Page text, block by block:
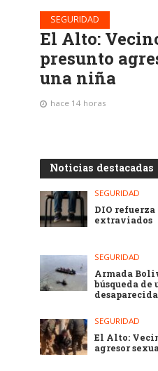
SEGURIDAD
El Alto:
presunto
una niña
hace 14 horas
Noticias destacadas
SEGURIDAD
DIO refuerza
extraviados
SEGURIDAD
Armada
búsqueda de
SEGURIDAD
El Alto:
agresor